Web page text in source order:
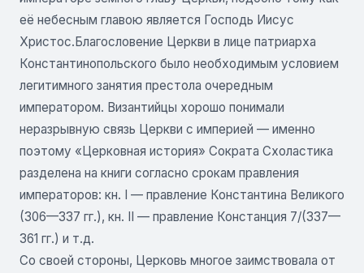
её небесным главою является Господь Иисус
Христос.Благословение Церкви в лице патриарха
Константинопольского было необходимым условием
легитимного занятия престола очередным
императором. Византийцы хорошо понимали
неразрывную связь Церкви с империей — именно
поэтому «Церковная история» Сократа Схоластика
разделена на книги согласно срокам правления
императоров: кн. I — правление Константина Великого
(306—337 гг.), кн. II — правление Констанция 7/(337—
361 гг.) и т.д.
Со своей стороны, Церковь многое заимствовала от